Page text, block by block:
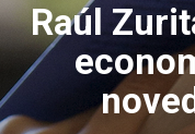
Raúl